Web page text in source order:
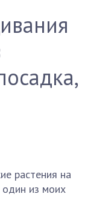
растения на
один из моих